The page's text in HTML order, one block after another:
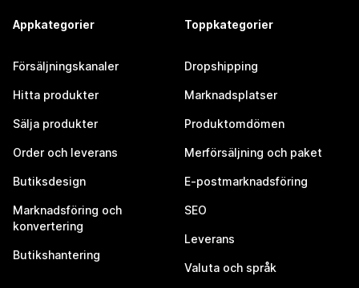
Appkategorier
Försäljningskanaler
Hitta produkter
Sälja produkter
Order och leverans
Butiksdesign
Marknadsföring och
konvertering
Butikshantering
Toppkategorier
Dropshipping
Marknadsplatser
Produktomdömen
Merförsäljning och paket
E-postmarknadsföring
SEO
Leverans
Valuta och språk